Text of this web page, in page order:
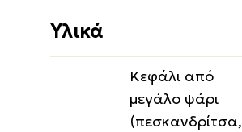
Υλικά
Κεφάλι από
μεγάλο ψάρι
(πεσκανδρίτσα,